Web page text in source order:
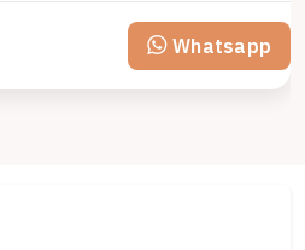
Whatsapp